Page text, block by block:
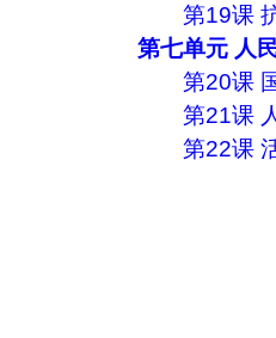
第19课
第七单元 人
第20课
第21课
第22课